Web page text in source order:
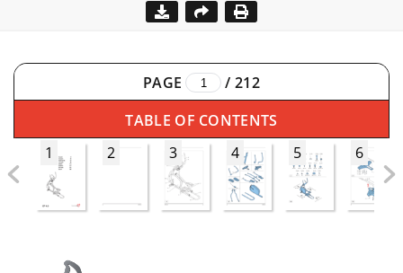
PAGE / 212
TABLE OF CONTENTS
1
2 3 4 5 6